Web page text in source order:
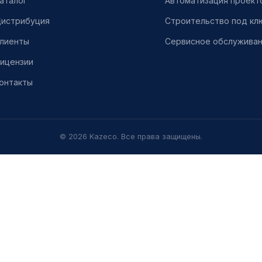
Строительство под
Сервисное
© 2026 Kazeco. Все права защищены.